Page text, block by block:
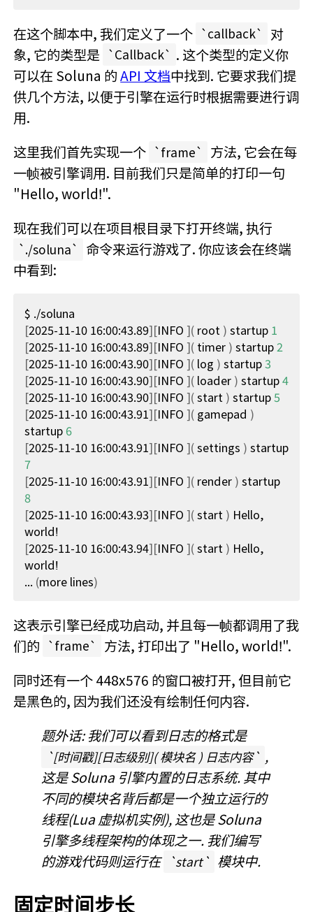
在这个脚本中, 我们定义了一个 callback
对
象, 它的类型是
Callback
. 这个类型的定义你
可以在 Soluna 的API 文档中找到. 它要求我们提
供几个方法, 以便于引擎在运行时根据需要进行调
用.
这里我们首先实现一个
frame
方法, 它会在每
一帧被引擎调用. 目前我们只是简单的打印一句
"Hello, world!".
现在我们可以在项目根目录下打开终端, 执行
./soluna
命令来运行游戏了. 你应该会在终端
中看到:
[2025-11-10 16:00:43.89][INFO ]( root ) startup 1
[2025-11-10 16:00:43.89][INFO ]( timer ) startup 2
[2025-11-10 16:00:43.90][INFO ]( log ) startup 3
[2025-11-10 16:00:43.90][INFO ]( loader ) startup 4
[2025-11-10 16:00:43.90][INFO ]( start ) startup 5
[2025-11-10 16:00:43.91][INFO ]( gamepad )
startup 6
[2025-11-10 16:00:43.91][INFO ]( settings )
startup
7
[2025-11-10 16:00:43.91][INFO ]( render )
startup
8
[2025-11-10 16:00:43.93][INFO ]( start ) Hello,
world!
[2025-11-10 16:00:43.94][INFO ]( start ) Hello,
world!
... (more lines)
这表示引擎已经成功启动, 并且每一帧都调用了我
们的
frame
方法, 打印出了 "Hello, world!".
同时还有一个 448x576 的窗口被打开, 但目前它
是黑色的, 因为我们还没有绘制任何内容.
题外话: 我们可以看到日志的格式是
[时间戳][日志级别]( 模块名 ) 日志内容
,
这是 Soluna 引擎内置的日志系统. 其中
不同的模块名背后都是一个独立运行的
线程(Lua 虚拟机实例), 这也是 Soluna
引擎多线程架构的体现之一. 我们编写
的游戏代码则运行在
start 模块中.
固定时间步长